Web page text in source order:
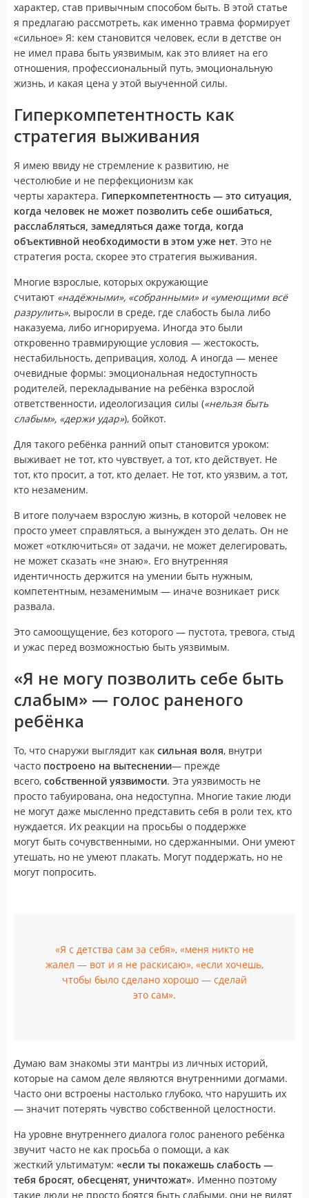
характер, став привычным способом быть. В этой статье
я предлагаю рассмотреть, как именно травма формирует
«сильное» Я: кем становится человек, если в детстве он
не имел права быть уязвимым, как это влияет на его
отношения, профессиональный путь, эмоциональную
жизнь, и какая цена у этой выученной силы.
Гиперкомпетентность как
стратегия выживания
Я имею ввиду не стремление к развитию, не
честолюбие и не перфекционизм как
черты характера. Гиперкомпетентность — это ситуация,
когда человек не может позволить себе ошибаться,
расслабляться, замедляться даже тогда, когда
объективной необходимости в этом уже нет. Это не
стратегия роста, скорее это стратегия выживания.
Многие взрослые, которых окружающие
считают «надёжными», «собранными» и «умеющими всё
разрулить», выросли в среде, где слабость была либо
наказуема, либо игнорируема. Иногда это были
откровенно травмирующие условия — жестокость,
нестабильность, депривация, холод. А иногда — менее
очевидные формы: эмоциональная недоступность
родителей, перекладывание на ребёнка взрослой
ответственности, идеологизация силы («нельзя быть
слабым», «держи удар»), бойкот.
Для такого ребёнка ранний опыт становится уроком:
выживает не тот, кто чувствует, а тот, кто действует. Не
тот, кто просит, а тот, кто делает. Не тот, кто уязвим, а тот,
кто незаменим.
В итоге получаем взрослую жизнь, в которой человек не
просто умеет справляться, а вынужден это делать. Он не
может «отключиться» от задачи, не может делегировать,
не может сказать «не знаю». Его внутренняя
идентичность держится на умении быть нужным,
компетентным, незаменимым — иначе возникает риск
развала.
Это самоощущение, без которого — пустота, тревога, стыд
и ужас перед возможностью быть уязвимым.
«Я не могу позволить себе быть
слабым» — голос раненого
ребёнка
То, что снаружи выглядит как сильная воля, внутри
часто построено на вытеснении— прежде
всего, собственной уязвимости. Эта уязвимость не
просто табуирована, она недоступна. Многие такие люди
не могут даже мысленно представить себя в роли тех, кто
нуждается. Их реакции на просьбы о поддержке
могут быть сочувственными, но сдержанными. Они умеют
утешать, но не умеют плакать. Могут поддержать, но не
могут попросить.
«Я с детства сам за себя», «меня никто не
жалел — вот и я не раскисаю», «если хочешь,
чтобы было сделано хорошо — сделай
это сам».
Думаю вам знакомы эти мантры из личных историй,
которые на самом деле являются внутренними догмами.
Часто они встроены настолько глубоко, что нарушить их
— значит потерять чувство собственной целостности.
На уровне внутреннего диалога голос раненого ребёнка
звучит часто не как просьба о помощи, а как
жесткий ультиматум: «если ты покажешь слабость —
тебя бросят, обесценят, уничтожат». Именно поэтому
такие люди не просто боятся быть слабыми, они не видят